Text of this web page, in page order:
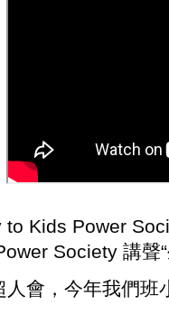
Kids Power
Society 講聲
人會，今年我們